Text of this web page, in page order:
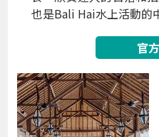
也是Bali Hai水上活動的
官